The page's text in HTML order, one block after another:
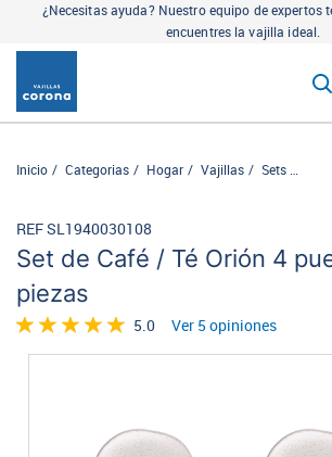
¿Necesitas ayuda? Nuestro equipo de expertos
encuentres la vajilla ideal.
Inicio Categorias Hogar Vajillas Sets
Set de Café / Té Orión 4
piezas
REF SL1940030108
5.0 Ver 5 opiniones